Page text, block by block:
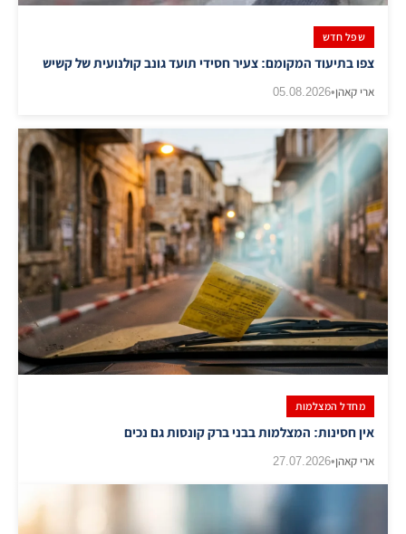
שפל חדש
צפו בתיעוד המקומם: צעיר חסידי תועד גונב קולנועית של קשיש
ארי קאהן•
05.08.2026
מחדל המצלמות
אין חסינות: המצלמות בבני ברק קונסות גם נכים
ארי קאהן•
27.07.2026